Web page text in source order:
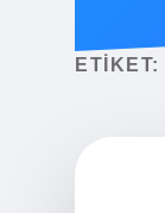
ETIKET: